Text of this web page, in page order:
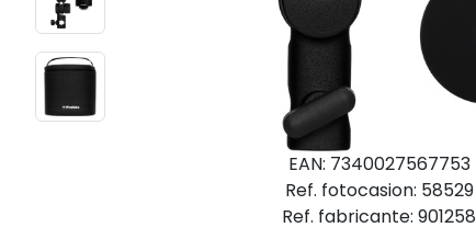
EAN: 7340027567753
Ref. fotocasion: 58529
Ref. fabricante: 901258